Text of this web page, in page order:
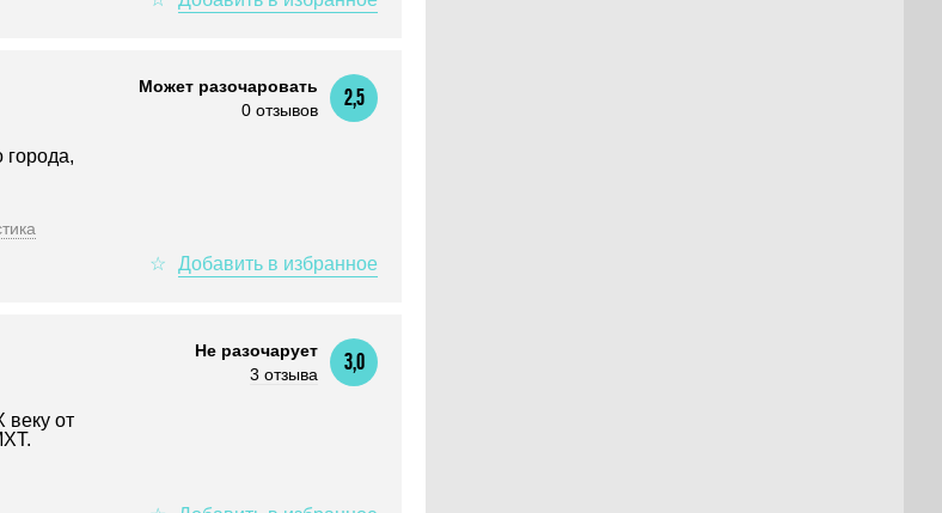
города,
Может разочаровать
0 отзывов
2,5
веку от
Не разочарует
3 отзыва
3,0